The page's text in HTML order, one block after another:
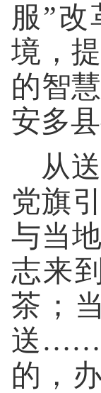
服”
境，
的智
安多
从
党旗
与当
志来
茶；
送……
的，